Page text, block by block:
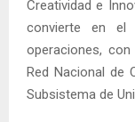
Creatividad e
convierte en el
operaciones,
Red Nacional de
Subsistema de